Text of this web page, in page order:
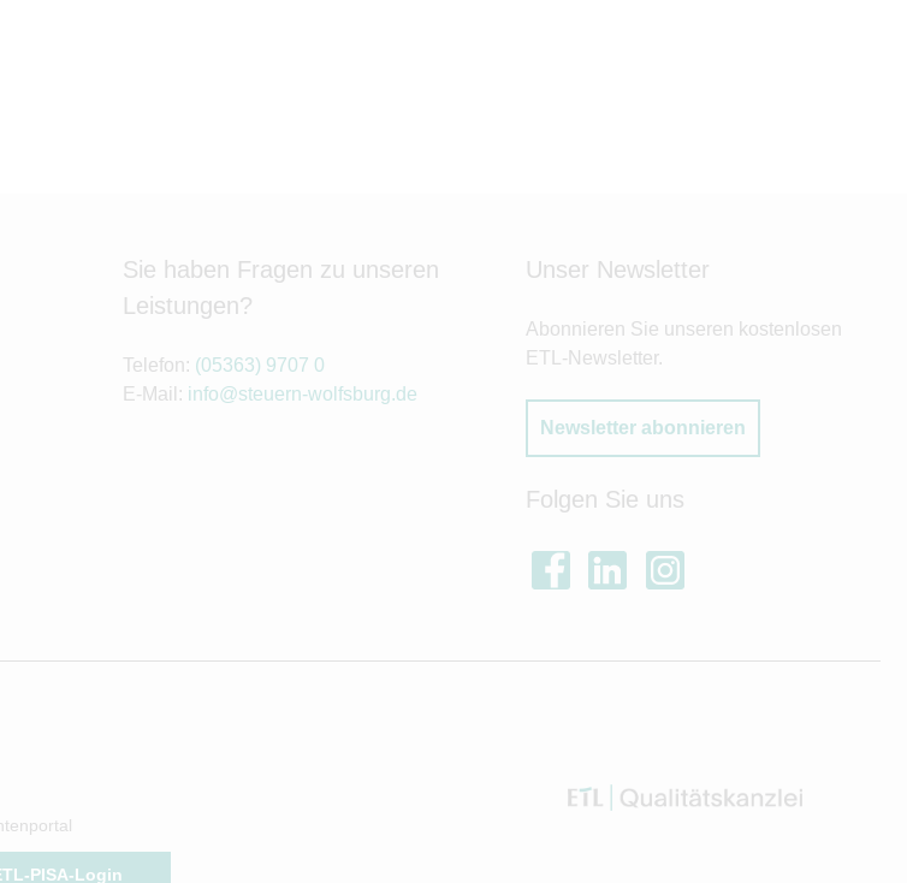
Sie haben Fragen zu unseren
Leistungen?
Telefon: (05363) 9707 0
E-Mail: info@steuern-wolfsburg.de
Unser Newsletter
Abonnieren Sie unseren kostenlosen
ETL-Newsletter.
Newsletter abonnieren
Folgen Sie uns
PISA-Login